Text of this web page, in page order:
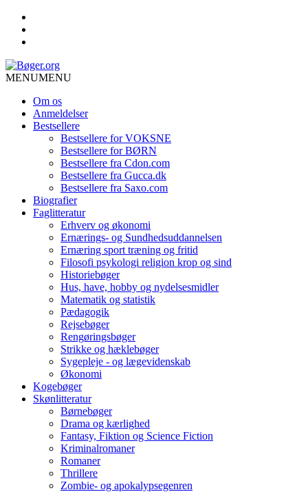
MENUMENU
Om os
Anmeldelser
Bestsellere
Bestsellere for VOKSNE
Bestsellere for BØRN
Bestsellere fra Cdon.com
Bestsellere fra Gucca.dk
Bestsellere fra Saxo.com
Biografier
Faglitteratur
Erhverv og økonomi
Ernærings- og Sundhedsuddannelsen
Ernæring sport træning og fritid
Filosofi psykologi religion krop og sind
Historiebøger
Hus, have, hobby og nydelsesmidler
Matematik og statistik
Pædagogik
Rejsebøger
Rengøringsbøger
Strikke og hæklebøger
Sygepleje - og lægevidenskab
Økonomi
Kogebøger
Skønlitteratur
Børnebøger
Drama og kærlighed
Fantasy, Fiktion og Science Fiction
Kriminalromaner
Romaner
Thrillere
Zombie- og apokalypsegenren